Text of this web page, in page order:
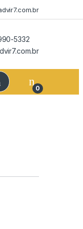
5332
0